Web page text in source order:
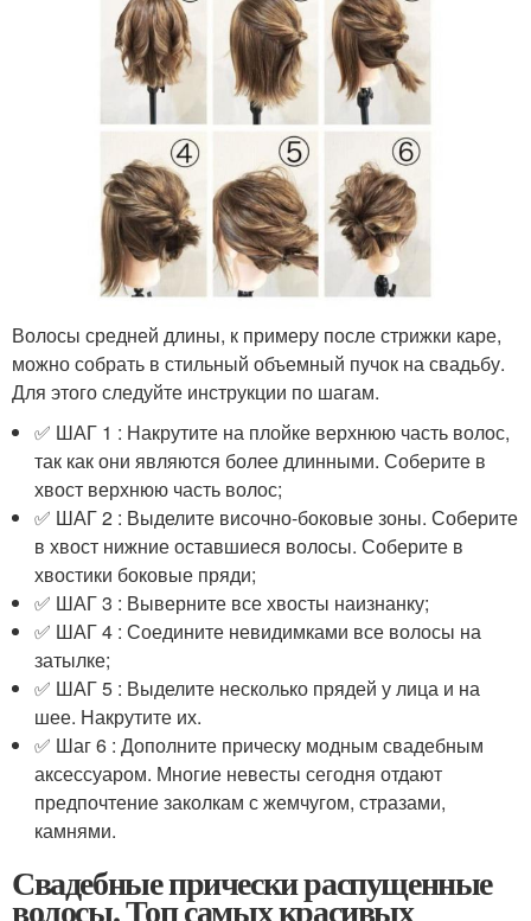
Волосы средней длины, к примеру после стрижки каре,
можно собрать в стильный объемный пучок на свадьбу.
Для этого следуйте инструкции по шагам.
✅ ШАГ 1 : Накрутите на плойке верхнюю часть волос,
так как они являются более длинными. Соберите в
хвост верхнюю часть волос;
✅ ШАГ 2 : Выделите височно-боковые зоны. Соберите
в хвост нижние оставшиеся волосы. Соберите в
хвостики боковые пряди;
✅ ШАГ 3 : Выверните все хвосты наизнанку;
✅ ШАГ 4 : Соедините невидимками все волосы на
затылке;
✅ ШАГ 5 : Выделите несколько прядей у лица и на
шее. Накрутите их.
✅ Шаг 6 : Дополните прическу модным свадебным
аксессуаром. Многие невесты сегодня отдают
предпочтение заколкам с жемчугом, стразами,
камнями.
Свадебные прически распущенные
волосы. Топ самых красивых